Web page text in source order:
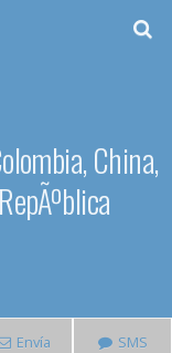
China,
Envía SMS